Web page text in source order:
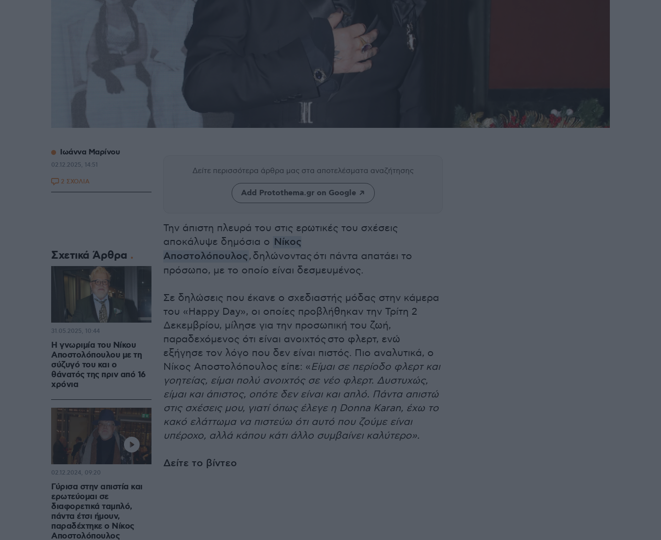
Δείτε περισσότερα άρθρα μας στα αποτελέσματα αναζήτησης
Add Protothema.gr on Google
Την άπιστη πλευρά του στις ερωτικές του σχέσεις
αποκάλυψε δημόσια ο Νίκος
Αποστολόπουλος, δηλώνοντας ότι πάντα απατάει το
πρόσωπο, με το οποίο είναι δεσμευμένος.
Σε δηλώσεις που έκανε ο σχεδιαστής μόδας στην κάμερα
του «Happy Day», οι οποίες προβλήθηκαν την Τρίτη 2
Δεκεμβρίου, μίλησε για την προσωπική του ζωή,
παραδεχόμενος ότι είναι ανοιχτός στο φλερτ, ενώ
εξήγησε τον λόγο που δεν είναι πιστός. Πιο αναλυτικά, ο
Νίκος Αποστολόπουλος είπε: «Είμαι σε περίοδο φλερτ και
γοητείας, είμαι πολύ ανοιχτός σε νέο φλερτ. Δυστυχώς,
είμαι και άπιστος, οπότε δεν είναι και απλό. Πάντα απιστώ
στις σχέσεις μου, γιατί όπως έλεγε η Donna Karan, έχω το
κακό ελάττωμα να πιστεύω ότι αυτό που ζούμε είναι
υπέροχο, αλλά κάπου κάτι άλλο συμβαίνει καλύτερο».
Δείτε το βίντεο
Ιωάννα Μαρίνου
02.12.2025, 14:51
2 ΣΧΟΛΙΑ
Σχετικά Άρθρα
Η γνωριμία του Νίκου
Αποστολόπουλου με τη
σύζυγό του και ο
θάνατός της πριν από 16
χρόνια
31.05.2025, 10:44
Γύρισα στην απιστία και
ερωτεύομαι σε
διαφορετικά ταμπλό,
πάντα έτσι ήμουν,
παραδέχτηκε ο Νίκος
Αποστολόπουλος
02.12.2024, 09:20